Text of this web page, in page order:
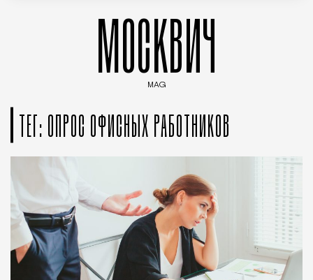
МОСКВИЧ
MAG
ТЕГ: ОПРОС ОФИСНЫХ РАБОТНИКОВ